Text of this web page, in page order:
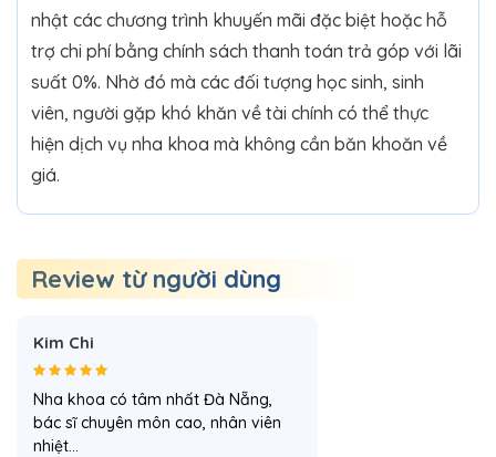
nhật các chương trình khuyến mãi đặc biệt hoặc hỗ
trợ chi phí bằng chính sách thanh toán trả góp với lãi
suất 0%. Nhờ đó mà các đối tượng học sinh, sinh
viên, người gặp khó khăn về tài chính có thể thực
hiện dịch vụ nha khoa mà không cần băn khoăn về
giá.
Review từ người dùng
Kim Chi
Nha khoa có tâm nhất Đà Nẵng,
bác sĩ chuyên môn cao, nhân viên
nhiệt…